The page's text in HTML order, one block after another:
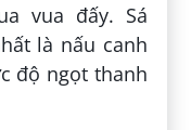
vua đấy. Sá
là nấu canh
độ ngọt thanh